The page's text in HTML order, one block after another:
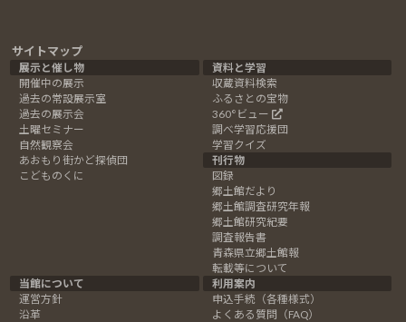
サイトマップ
展示と催し物
開催中の展示
過去の常設展示室
過去の展示会
土曜セミナー
自然観察会
あおもり街かど探偵団
こどものくに
資料と学習
収蔵資料検索
ふるさとの宝物
360°ビュー
調べ学習応援団
学習クイズ
刊行物
図録
郷土館だより
郷土館調査研究年報
郷土館研究紀要
調査報告書
青森県立郷土館報
転載等について
当館について
運営方針
沿革
利用案内
申込手続（各種様式）
よくある質問（FAQ）